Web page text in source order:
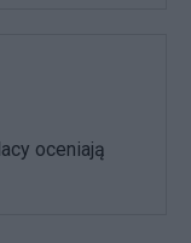
oceniają